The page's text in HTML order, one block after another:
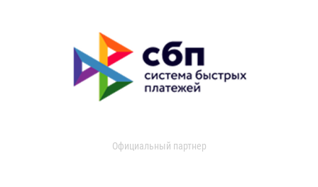
Официальный партнер